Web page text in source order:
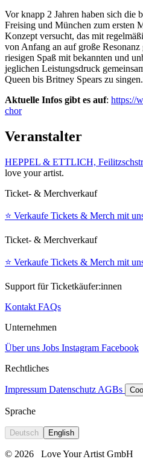
Vor knapp 2 Jahren haben sich die
Freising und München zum ersten
Konzept versucht, das mit
von Anfang an auf große Resonanz
riesigen Spaß mit bekannten und
jeglichen Leistungsdruck
Queen bis Britney Spears zu
Aktuelle Infos gibt es auf: https://
chor
Veranstalter
HEPPEL & ETTLICH,
love your artist.
Ticket- & Merchverkauf
⭐️ Verkaufe Tickets & Merch mit
Ticket- & Merchverkauf
⭐️ Verkaufe Tickets & Merch mit
Support für Ticketkäufer:innen
Kontakt FAQs
Unternehmen
Über uns Jobs Instagram Facebook
Rechtliches
Impressum Datenschutz AGBs
Sprache
Deutsch English
© 2026 Love Your Artist GmbH